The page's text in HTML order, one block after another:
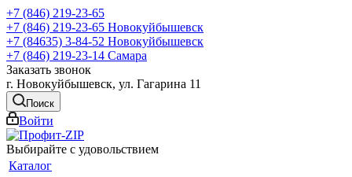
+7 (846) 219-23-65
+7 (846) 219-23-65 Новокуйбышевск
+7 (84635) 3-84-52 Новокуйбышевск
+7 (846) 219-23-14 Самара
Заказать звонок
г. Новокуйбышевск, ул. Гагарина 11
Поиск
Войти
Выбирайте с удовольствием
Каталог